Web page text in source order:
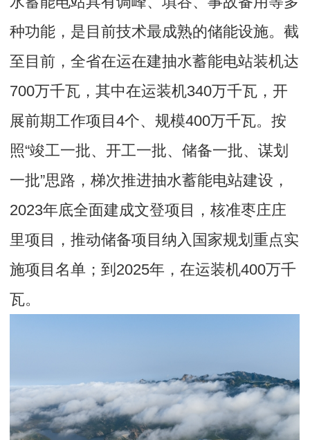
种功能，是目前技术最成熟的储能设施。截
至目前，全省在运在建抽水蓄能电站装机达
700万千瓦，其中在运装机340万千瓦，开
展前期工作项目4个、规模400万千瓦。按
照“竣工一批、开工一批、储备一批、谋划
一批”思路，梯次推进抽水蓄能电站建设，
2023年底全面建成文登项目，核准枣庄庄
里项目，推动储备项目纳入国家规划重点实
施项目名单；到2025年，在运装机400万千
瓦。